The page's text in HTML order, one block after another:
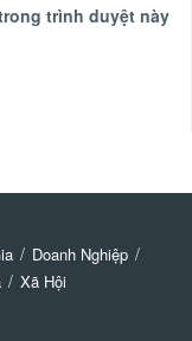
trình duyệt này
Doanh Nghiệp
Xã Hội